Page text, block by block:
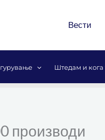
Вести
Штедам и
производи